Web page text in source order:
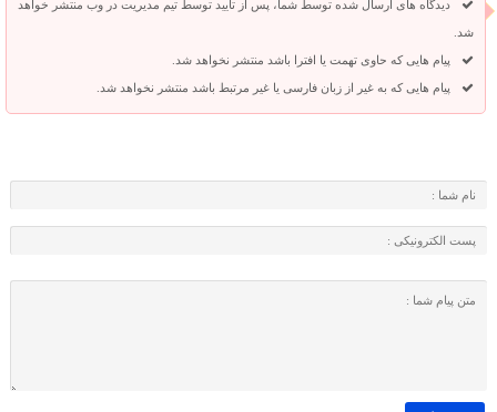
دیدگاه های ارسال شده توسط شما، پس از تایید توسط تیم مدیریت در وب منتشر خواهد
شد.
پیام هایی که حاوی تهمت یا افترا باشد منتشر نخواهد شد.
پیام هایی که به غیر از زبان فارسی یا غیر مرتبط باشد منتشر نخواهد شد.